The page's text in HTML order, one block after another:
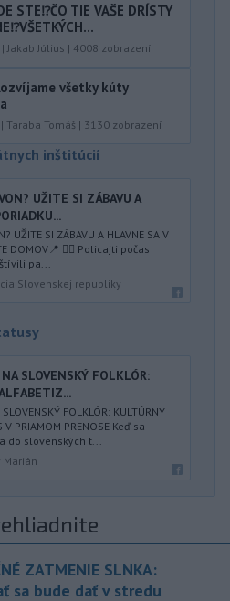
STE⁉️ČO TIE VAŠE DRÍSTY
| Jakab Július | 4008 zobrazení
všetky kúty
| Taraba Tomáš | 3130 zobrazení
inštitúcií
UŽITE SI ZÁBAVU A
UŽITE SI ZÁBAVU A HLAVNE SA V
DOMOV📍 👮‍♂️ Policajti počas
pa...
Slovenskej republiky
SLOVENSKÝ FOLKLÓR:
FOLKLÓR: KULTÚRNY
V PRIAMOM PRENOSE Keď sa
do slovenských t...
Marián
ZATMENIE SLNKA:
sa bude dať v stredu